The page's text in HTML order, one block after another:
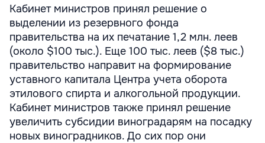
Кабинет министров принял решение о
выделении из резервного фонда
правительства на их печатание 1,2 млн. леев
(около $100 тыс.). Еще 100 тыс. леев ($8 тыс.)
правительство направит на формирование
уставного капитала Центра учета оборота
этилового спирта и алкогольной продукции.
Кабинет министров также принял решение
увеличить субсидии виноградарям на посадку
новых виноградников. До сих пор они